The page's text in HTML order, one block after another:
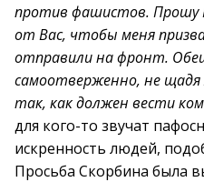
против фашистов. Прошу
от Вас, чтобы меня
отправили на фронт.
самоотверженно, не щадя
так, как должен вести
для кого-то звучат
искренность людей,
Просьба Скорбина была